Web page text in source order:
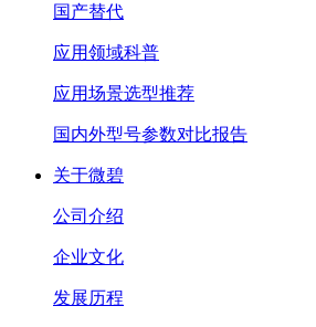
国产替代
应用领域科普
应用场景选型推荐
国内外型号参数对比报告
关于微碧
公司介绍
企业文化
发展历程